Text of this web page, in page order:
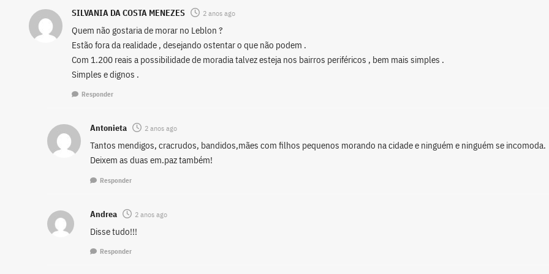
SILVANIA DA COSTA MENEZES 2 anos ago
Quem não gostaria de morar no Leblon ?
Estão fora da realidade , desejando ostentar o que não podem .
Com 1.200 reais a possibilidade de moradia talvez esteja nos bairros periféricos , bem mais simples .
Simples e dignos .
Responder
Antonieta 2 anos ago
Tantos mendigos, cracrudos, bandidos,mães com filhos pequenos morando na cidade e ninguém e ninguém se incomoda.
Deixem as duas em.paz também!
Responder
Andrea 2 anos ago
Disse tudo!!!
Responder